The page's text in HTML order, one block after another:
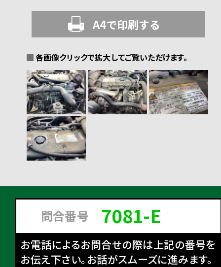
A4で印刷する
各画像クリックで拡大してご覧いただけます。
問合番号 7081-E
お電話によるお問合せの際は上記の番号を
お伝え下さい。お話がスムーズに進みます。